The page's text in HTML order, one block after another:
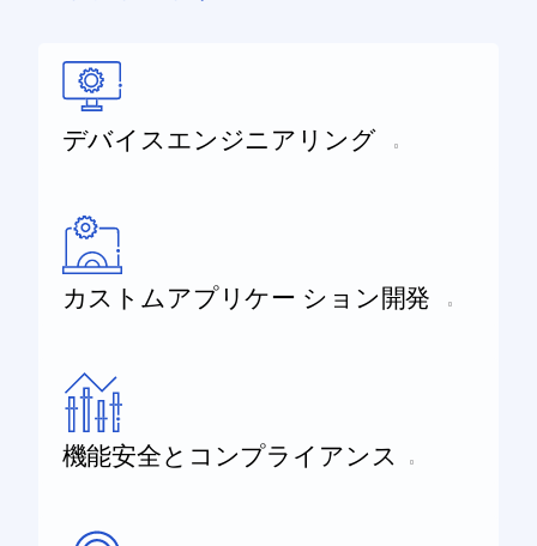
デバイスエンジニアリング
カストムアプリケー ション開発
機能安全とコンプライアンス